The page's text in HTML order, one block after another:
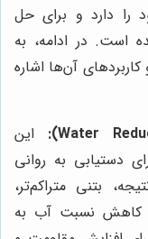
را دارد و برای حل
است. در ادامه، به
آن‌ها اشاره
این
دستیابی به روانی
بتنی متراکم‌تر،
کاهش نسبت آب به